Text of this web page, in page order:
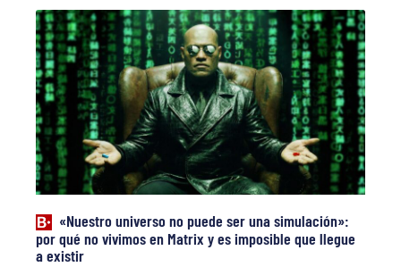
«Nuestro universo no puede ser una simulación»:
por qué no vivimos en Matrix y es imposible que llegue
a existir